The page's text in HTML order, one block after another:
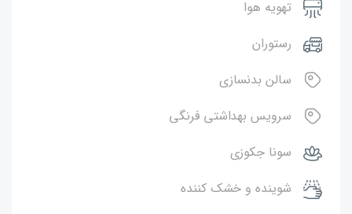
تهویه هوا
رستوران
سالن بدنسازی
سرویس بهداشتی فرنگی
سونا جکوزی
شوینده و خشک کننده